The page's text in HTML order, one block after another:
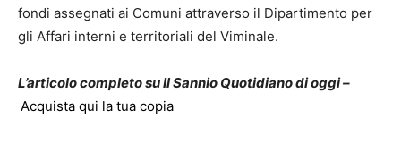
fondi assegnati ai Comuni attraverso il Dipartimento per
gli Affari interni e territoriali del Viminale.
L’articolo completo su Il Sannio Quotidiano di oggi –
Acquista qui la tua copia